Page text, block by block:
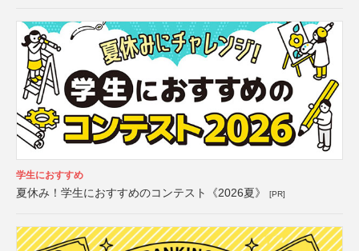
学生におすすめ
夏休み！学生におすすめのコンテスト《2026夏》 [PR]